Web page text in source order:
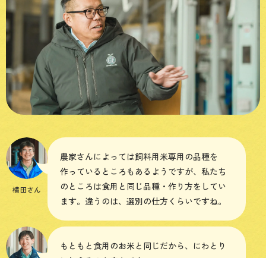
横田さん
農家さんによっては飼料用米専用の品種を
作っているところもあるようですが、私たち
のところは食用と同じ品種・作り方をしてい
ます。違うのは、選別の仕方くらいですね。
もともと食用のお米と同じだから、にわとり